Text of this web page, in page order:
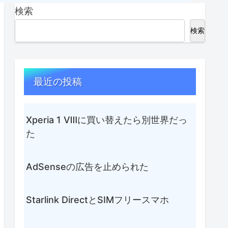
検索
検索
最近の投稿
Xperia 1 Ⅷに買い替えたら別世界だっ
た
AdSenseの広告を止められた
Starlink DirectとSIMフリースマホ